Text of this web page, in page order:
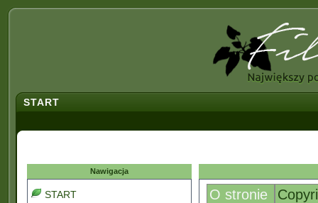
START
Nawigacja
START O stronie